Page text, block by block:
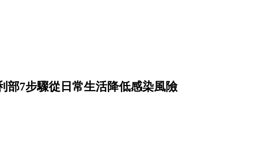
部7步驟從日常生活降低感染風險